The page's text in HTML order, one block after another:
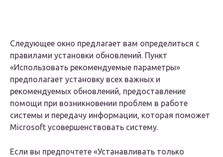
Следующее окно предлагает вам определиться с
правилами установки обновлений. Пункт
«Использовать рекомендуемые параметры»
предполагает установку всех важных и
рекомендуемых обновлений, предоставление
помощи при возникновении проблем в работе
системы и передачу информации, которая поможет
Microsoft усовершенствовать систему.
Если вы предпочтете «Устанавливать только